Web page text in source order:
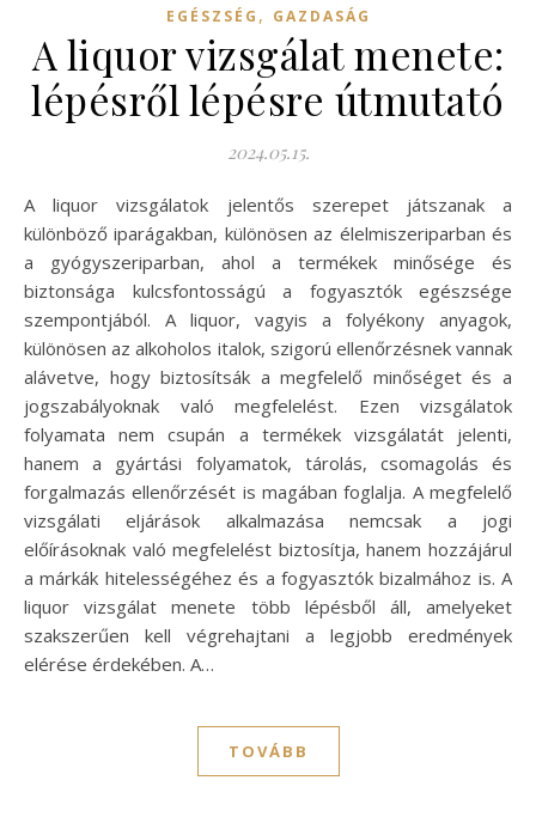
EGÉSZSÉG , GAZDASÁG
A liquor vizsgálat menete:
lépésről lépésre útmutató
2024.05.15.
A liquor vizsgálatok jelentős szerepet játszanak a
különböző iparágakban, különösen az élelmiszeriparban és
a gyógyszeriparban, ahol a termékek minősége és
biztonsága kulcsfontosságú a fogyasztók egészsége
szempontjából. A liquor, vagyis a folyékony anyagok,
különösen az alkoholos italok, szigorú ellenőrzésnek vannak
alávetve, hogy biztosítsák a megfelelő minőséget és a
jogszabályoknak való megfelelést. Ezen vizsgálatok
folyamata nem csupán a termékek vizsgálatát jelenti,
hanem a gyártási folyamatok, tárolás, csomagolás és
forgalmazás ellenőrzését is magában foglalja. A megfelelő
vizsgálati eljárások alkalmazása nemcsak a jogi
előírásoknak való megfelelést biztosítja, hanem hozzájárul
a márkák hitelességéhez és a fogyasztók bizalmához is. A
liquor vizsgálat menete több lépésből áll, amelyeket
szakszerűen kell végrehajtani a legjobb eredmények
elérése érdekében. A…
TOVÁBB